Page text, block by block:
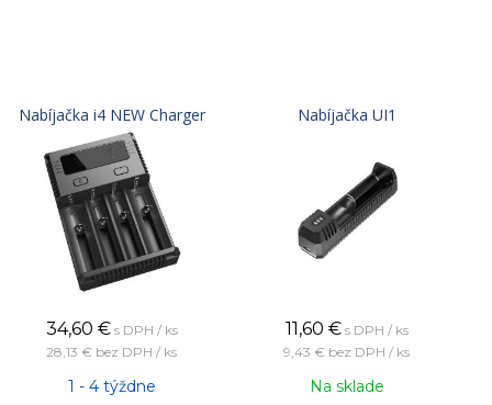
Nabíjačka i4 NEW Charger
34,60 € s DPH / ks
28,13 € bez DPH / ks
1 - 4 týždne
Nabíjačka UI1
11,60 € s DPH / ks
9,43 € bez DPH / ks
Na sklade